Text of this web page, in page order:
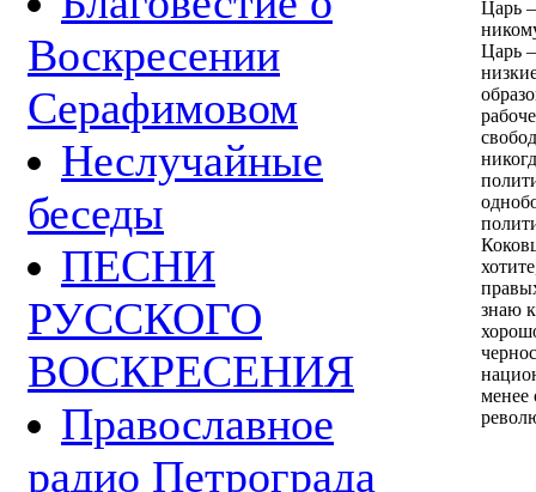
Воскресении
Серафимовом
Неслучайные
беседы
ПЕСНИ
РУССКОГО
ВОСКРЕСЕНИЯ
Православное
радио Петрограда
Царь
Царь
знаю
менее